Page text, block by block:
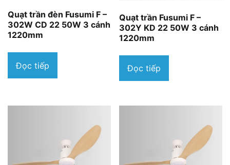
Quạt trần đèn Fusumi F –
302W CD 22 50W 3 cánh
1220mm
Đọc tiếp
Quạt trần Fusumi F –
302Y KD 22 50W 3 cánh
1220mm
Đọc tiếp